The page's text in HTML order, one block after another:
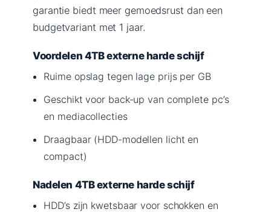
garantie biedt meer gemoedsrust dan een
budgetvariant met 1 jaar.
Voordelen 4TB externe harde schijf
Ruime opslag tegen lage prijs per GB
Geschikt voor back-up van complete pc’s
en mediacollecties
Draagbaar (HDD-modellen licht en
compact)
Nadelen 4TB externe harde schijf
HDD’s zijn kwetsbaar voor schokken en